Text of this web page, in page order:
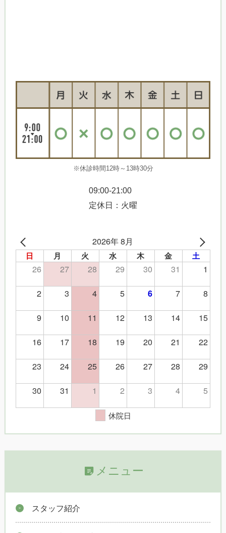
※休診時間12時～13時30分
09:00-21:00
定休日：火曜
2026年 8月
日 月 火 水 木 金 土
26 27 28 29 30 31
1
2
3 4 5 6 7
8
9
10 11 12 13 14
15
16
17 18 19 20 21
22
23
24 25 26 27 28
29
30
31 1 2 3 4 5
休院日
メニュー
スタッフ紹介